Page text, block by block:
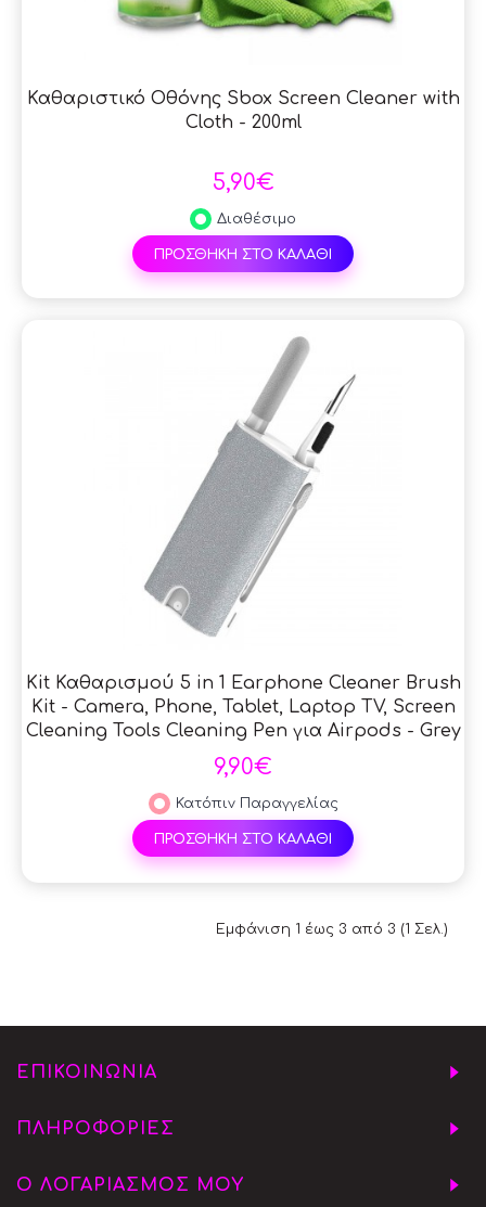
Καθαριστικό Οθόνης Sbox Screen Cleaner with
Cloth - 200ml
5,90€
Διαθέσιμο
ΠΡΟΣΘΗΚΗ ΣΤΟ ΚΑΛΑΘΙ
Kit Καθαρισμού 5 in 1 Earphone Cleaner Brush
Kit - Camera, Phone, Tablet, Laptop TV, Screen
Cleaning Tools Cleaning Pen για Airpods - Grey
9,90€
Κατόπιν Παραγγελίας
ΠΡΟΣΘΗΚΗ ΣΤΟ ΚΑΛΑΘΙ
Εμφάνιση 1 έως 3 από 3 (1 Σελ.)
ΕΠΙΚΟΙΝΩΝΙΑ
ΠΛΗΡΟΦΟΡΙΕΣ
Ο ΛΟΓΑΡΙΑΣΜΟΣ ΜΟΥ